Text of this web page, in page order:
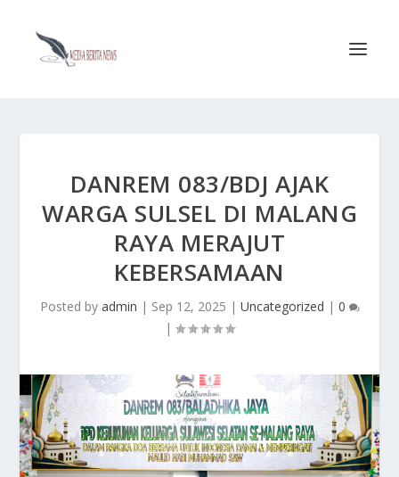
DANREM 083/BDJ AJAK
WARGA SULSEL DI MALANG
RAYA MERAJUT
KEBERSAMAAN
Posted by admin | Sep 12, 2025 | Uncategorized | 0
|